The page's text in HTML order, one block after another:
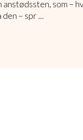
anstødssten, som –
– spr ...